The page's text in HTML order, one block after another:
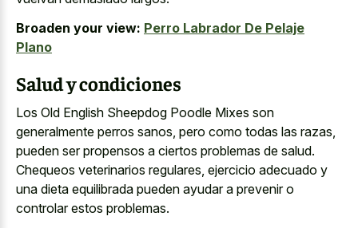
Broaden your view: Perro Labrador De Pelaje
Plano
Salud y condiciones
Los Old English Sheepdog Poodle Mixes son
generalmente perros sanos, pero como todas las razas,
pueden ser propensos a ciertos problemas de salud.
Chequeos veterinarios regulares, ejercicio adecuado y
una dieta equilibrada pueden ayudar a prevenir o
controlar estos problemas.